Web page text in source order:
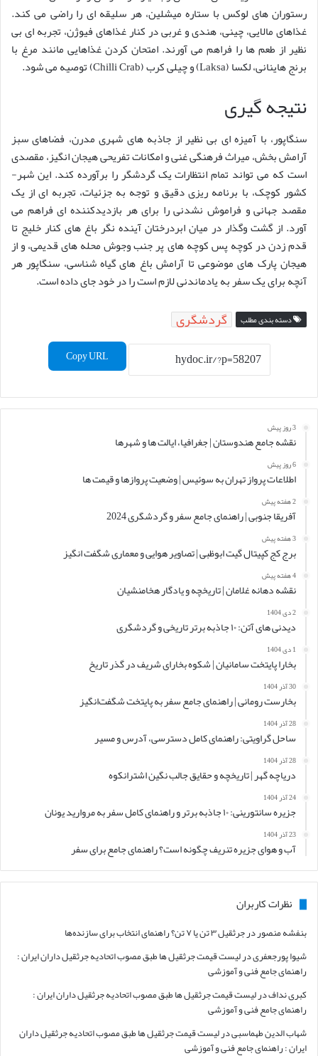
رستوران های لوکس با ستاره میشلین، هر سلیقه ای را راضی می کند.
غذاهای مالایی، چینی، هندی و غربی در کنار غذاهای فیوژن، تجربه ای بی
نظیر از طعم ها را فراهم می آورند. امتحان کردن غذاهایی مانند مرغ با
برنج هاینانی، لکسا (Laksa) و چیلی کرب (Chilli Crab) توصیه می شود.
نتیجه گیری
سنگاپور، با آمیزه ای بی نظیر از جاذبه های شهری مدرن، فضاهای سبز
آرامش بخش، میراث فرهنگی غنی و امکانات تفریحی هیجان انگیز، مقصدی
است که می تواند تمام انتظارات یک گردشگر را برآورده کند. این شهر-
کشور کوچک، با برنامه ریزی دقیق و توجه به جزئیات، تجربه ای از یک
مقصد جهانی و فراموش نشدنی را برای هر بازدیدکننده ای فراهم می
آورد. از گشت وگذار در میان ابردرختان آینده نگر باغ های کنار خلیج تا
قدم زدن در کوچه پس کوچه های پر جنب وجوش محله های قدیمی، و از
هیجان پارک های موضوعی تا آرامش باغ های گیاه شناسی، سنگاپور هر
آنچه برای یک سفر به یادماندنی لازم است را در خود جای داده است.
دسته بندی مطلب گردشگری
Copy URL
3 روز پیش
نقشه جامع هندوستان | جغرافیا، ایالت ها و شهرها
6 روز پیش
اطلاعات پرواز تهران به سوئیس | وضعیت پروازها و قیمت ها
2 هفته پیش
آفریقا جنوبی | راهنمای جامع سفر و گردشگری 2024
3 هفته پیش
برج کج کپیتال گیت ابوظبی | تصاویر هوایی و معماری شگفت انگیز
4 هفته پیش
نقشه دهانه غلامان | تاریخچه و یادگار هخامنشیان
2 دی 1404
دیدنی های آتن: ۱۰ جاذبه برتر تاریخی و گردشگری
1 دی 1404
بخارا پایتخت سامانیان | شکوه بخارای شریف در گذر تاریخ
30 آذر 1404
بخارست رومانی | راهنمای جامع سفر به پایتخت شگفت‌انگیز
28 آذر 1404
ساحل گراویتی: راهنمای کامل دسترسی، آدرس و مسیر
28 آذر 1404
دریاچه گهر | تاریخچه و حقایق جالب نگین اشترانکوه
24 آذر 1404
جزیره سانتورینی: ۱۰ جاذبه برتر و راهنمای کامل سفر به مروارید یونان
23 آذر 1404
آب و هوای جزیره تنریف چگونه است؟ راهنمای جامع برای سفر
نظرات کاربران
بنفشه منصوردرجرثقیل ۳ تن یا ۷ تن؟ راهنمای انتخاب برای سازنده‌ها
شیوا پورجعفریدرلیست قیمت جرثقیل ها طبق مصوب اتحادیه جرثقیل داران ایران :
راهنمای جامع فنی و آموزشی
کبری ندافدرلیست قیمت جرثقیل ها طبق مصوب اتحادیه جرثقیل داران ایران :
راهنمای جامع فنی و آموزشی
شهاب الدین طهماسبیدرلیست قیمت جرثقیل ها طبق مصوب اتحادیه جرثقیل داران
ایران : راهنمای جامع فنی و آموزشی